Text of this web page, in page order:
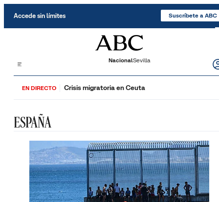
Accede sin límites Suscríbete a ABC
NacionalSevilla
EN DIRECTO Crisis migratoria en Ceuta
ESPAÑA